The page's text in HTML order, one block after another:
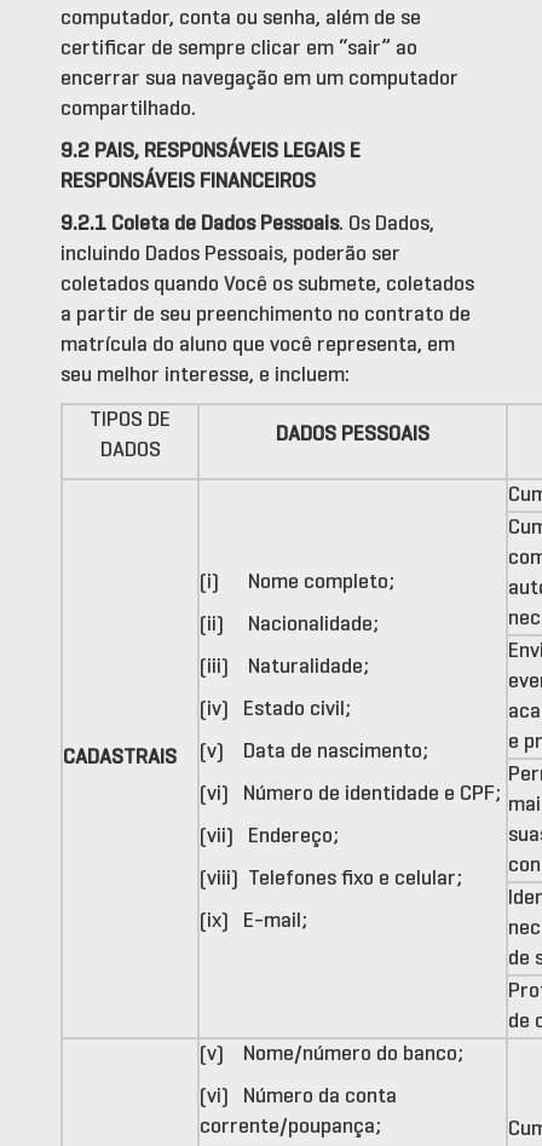
computador, conta ou senha, além de se
certificar de sempre clicar em “sair” ao
encerrar sua navegação em um computador
compartilhado.
9.2 PAIS, RESPONSÁVEIS LEGAIS E
RESPONSÁVEIS FINANCEIROS
9.2.1 Coleta de Dados Pessoais. Os Dados,
incluindo Dados Pessoais, poderão ser
coletados quando Você os submete, coletados
a partir de seu preenchimento no contrato de
matrícula do aluno que você representa, em
seu melhor interesse, e incluem:
TIPOS DE
DADOS
DADOS PESSOAIS
CADASTRAIS
(i) Nome completo;
(ii) Nacionalidade;
(iii) Naturalidade;
(iv) Estado civil;
(v) Data de nascimento;
(vi) Número de identidade e CPF;
(vii) Endereço;
(viii) Telefones fixo e celular;
(ix) E-mail;
e
de
de
(v) Nome/número do banco;
(vi) Número da conta
corrente/poupança;